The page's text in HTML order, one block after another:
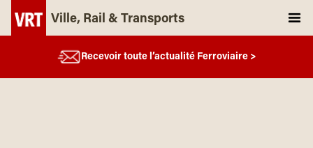
Ville, Rail & Transports
Recevoir toute l’actualité Ferroviaire >